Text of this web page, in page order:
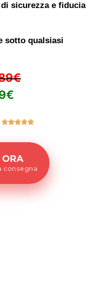
sicurezza e fiducia
sotto qualsiasi

consegna